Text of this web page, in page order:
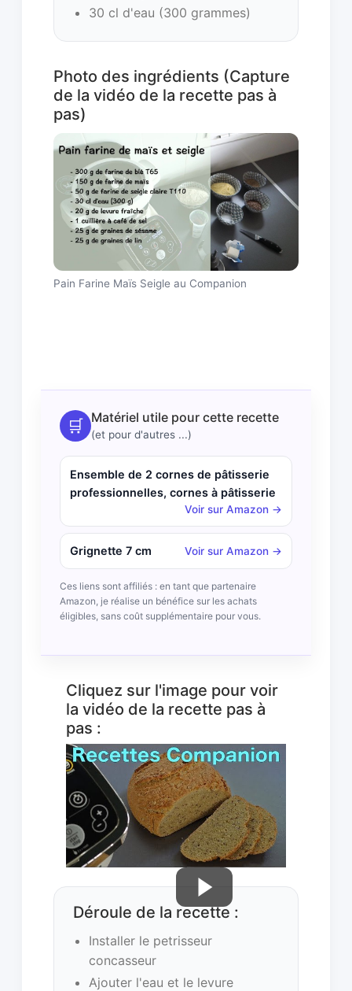
30 cl d'eau (300 grammes)
Photo des ingrédients (Capture
de la vidéo de la recette pas à
pas)
Pain Farine Maïs Seigle au Companion
🛒 Matériel utile pour cette recette
(et pour d'autres ...)
Ensemble de 2 cornes de pâtisserie
professionnelles, cornes à pâtisserie
Voir sur Amazon →
Grignette 7 cm Voir sur Amazon →
Ces liens sont affiliés : en tant que partenaire
Amazon, je réalise un bénéfice sur les achats
éligibles, sans coût supplémentaire pour vous.
Cliquez sur l'image pour voir
la vidéo de la recette pas à
pas :
Déroule de la recette :
Installer le petrisseur
concasseur
Ajouter l'eau et le levure